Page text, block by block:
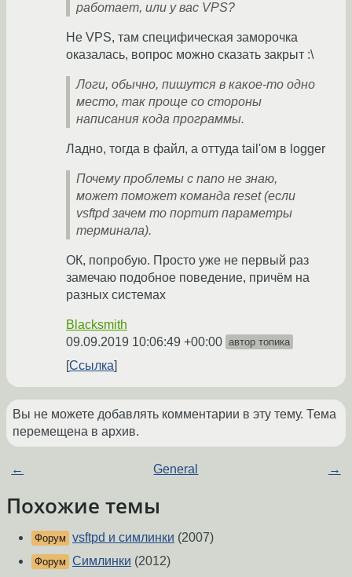
работает, или у вас VPS?
Не VPS, там специфическая заморочка
оказалась, вопрос можно сказать закрыт :\
Логи, обычно, пишутся в какое-то одно
место, так проще со стороны
написания кода программы.
Ладно, тогда в файл, а оттуда tail'ом в logger
Почему проблемы с nano не знаю,
может поможет команда reset (если
vsftpd зачем то портит параметры
терминала).
ОК, попробую. Просто уже не первый раз
замечаю подобное поведение, причём на
разных системах
Blacksmith
09.09.2019 10:06:49 +00:00 автор топика
Ссылка
Вы не можете добавлять комментарии в эту тему. Тема
перемещена в архив.
← General →
Похожие темы
Форум vsftpd и симлинки (2007)
Форум Симлинки (2012)